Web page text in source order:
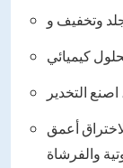
أعمق
والفرشاة